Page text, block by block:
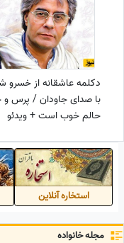
دکلمه عاشقانه از خسرو
با صدای جاودان / پرس
حالم خوب است + ویدئو
استخاره آنلاین
مجله خانواده